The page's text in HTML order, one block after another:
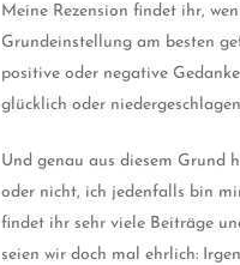
Meine Rezension findet ihr,
Grundeinstellung am besten
positive oder negative
glücklich oder
Und genau aus diesem Grund
oder nicht, ich jedenfalls bin
findet ihr sehr viele Beiträge
seien wir doch mal ehrlich: